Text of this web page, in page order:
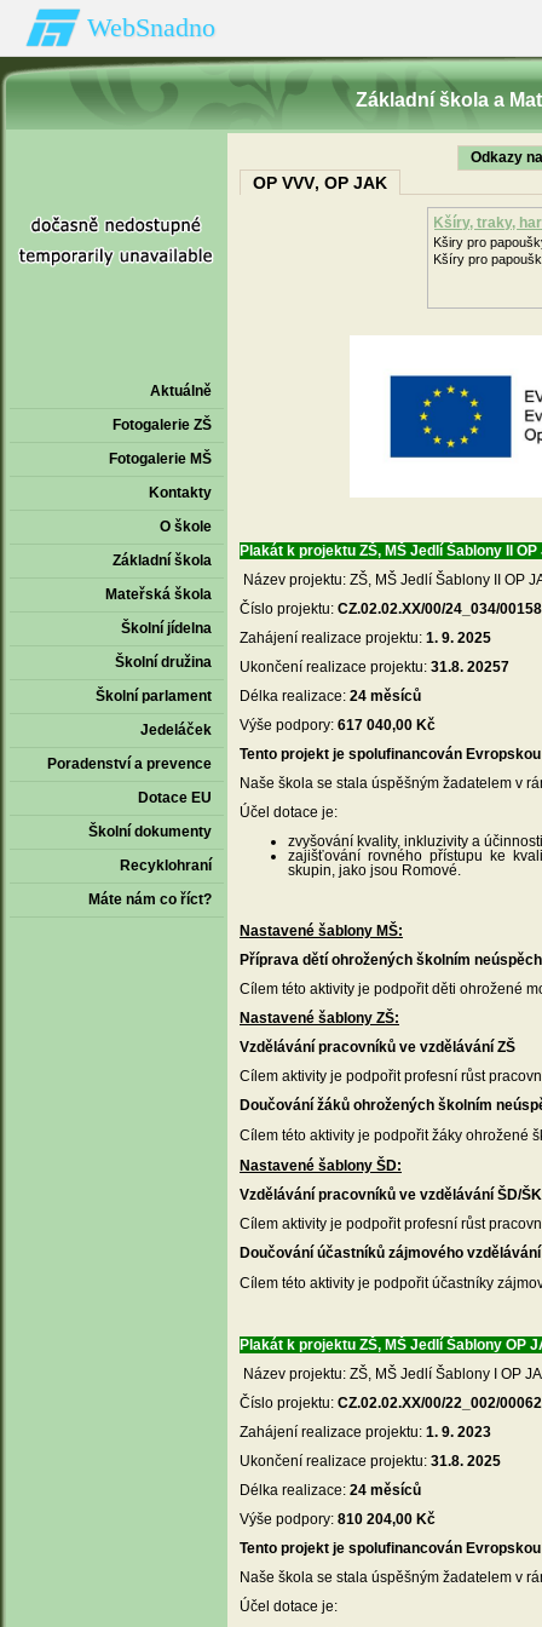
WebSnadno
Základní škola a
Aktuálně
Fotogalerie ZŠ
Fotogalerie MŠ
Kontakty
O škole
Základní škola
Mateřská škola
Školní jídelna
Školní družina
Školní parlament
Jedeláček
Poradenství a prevence
Dotace EU
Školní dokumenty
Recyklohraní
Máte nám co říct?
OP VVV‚ OP JAK
Odkazy
Kšíry, traky,
Kširy pro
Kšíry pro
Plakát k projektu ZŠ, MŠ Jedlí Šablony II
Název projektu: ZŠ, MŠ Jedlí Šablony II OP
Číslo projektu: CZ.02.02.XX/00/24_034/
Zahájení realizace projektu: 1. 9. 2025
Ukončení realizace projektu: 31.8. 20257
Délka realizace: 24 měsíců
Výše podpory: 617 040,00 Kč
Tento projekt je spolufinancován
Naše škola se stala úspěšným žadatelem v
Účel dotace je:
zvyšování kvality, inkluzivity a
zajišťování rovného přístupu ke
skupin, jako jsou Romové.
Nastavené šablony MŠ:
Příprava dětí ohrožených školním
Cílem této aktivity je podpořit děti ohrožené
Nastavené šablony ZŠ:
Vzdělávání pracovníků ve vzdělávání ZŠ
Cílem aktivity je podpořit profesní růst
Doučování žáků ohrožených školním
Cílem této aktivity je podpořit žáky ohrožené
Nastavené šablony ŠD:
Vzdělávání pracovníků ve vzdělávání ŠD/ŠK
Cílem aktivity je podpořit profesní růst
Doučování účastníků zájmového
Cílem této aktivity je podpořit účastníky
Plakát k projektu ZŠ, MŠ Jedlí Šablony OP
Název projektu: ZŠ, MŠ Jedlí Šablony I OP
Číslo projektu: CZ.02.02.XX/00/22_002/
Zahájení realizace projektu: 1. 9. 2023
Ukončení realizace projektu: 31.8. 2025
Délka realizace: 24 měsíců
Výše podpory: 810 204,00 Kč
Tento projekt je spolufinancován
Naše škola se stala úspěšným žadatelem v
Účel dotace je: